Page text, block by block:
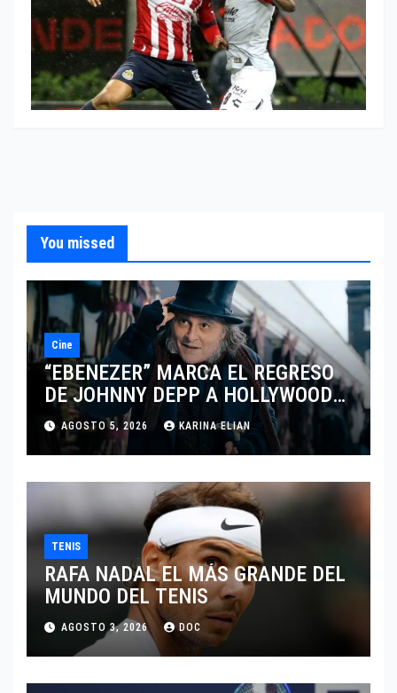
You missed
Cine
“EBENEZER” MARCA EL REGRESO
DE JOHNNY DEPP A HOLLYWOOD
TRAS SU PASO POR EL CINE
INDEPENDIENTE EUROPEO
AGOSTO 5, 2026 KARINA ELIAN
TENIS
RAFA NADAL EL MÁS GRANDE DEL
MUNDO DEL TENIS
AGOSTO 3, 2026 DOC